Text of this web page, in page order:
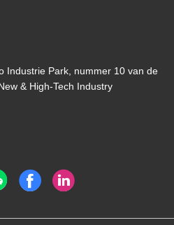
Industrie Park, nummer 10 van de
& High-Tech Industry